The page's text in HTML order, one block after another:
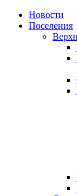
Skip
Новости
Поселения